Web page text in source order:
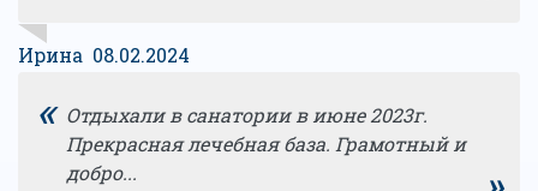
Ирина 08.02.2024
« Отдыхали в санатории в июне 2023г.
Прекрасная лечебная база. Грамотный и
добро...